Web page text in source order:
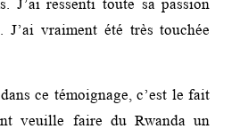
J’ai ressenti toute sa passion
J’ai vraiment été très touchée
ce témoignage, c’est le fait
veuille faire du Rwanda un